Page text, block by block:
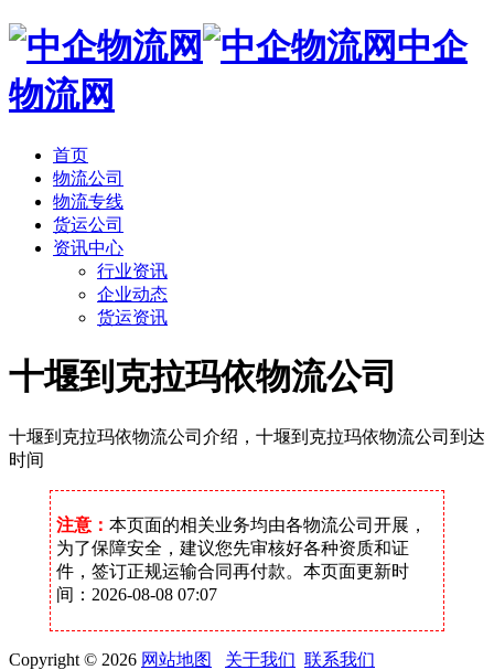
中企
物流网
首页
物流公司
物流专线
货运公司
资讯中心
行业资讯
企业动态
货运资讯
十堰到克拉玛依物流公司
十堰到克拉玛依物流公司介绍，十堰到克拉玛依物流公司到达
时间
注意：本页面的相关业务均由各物流公司开展，
为了保障安全，建议您先审核好各种资质和证
件，签订正规运输合同再付款。本页面更新时
间：2026-08-08 07:07
Copyright © 2026 网站地图 关于我们 联系我们